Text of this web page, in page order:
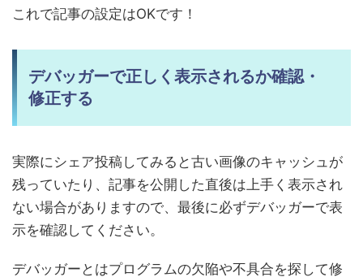
これで記事の設定はOKです！
デバッガーで正しく表示されるか確認・
修正する
実際にシェア投稿してみると古い画像のキャッシュが
残っていたり、記事を公開した直後は上手く表示され
ない場合がありますので、最後に必ずデバッガーで表
示を確認してください。
デバッガーとはプログラムの欠陥や不具合を探して修